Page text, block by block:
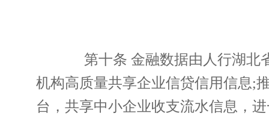
第十条 金融数据由人行湖北省
机构高质量共享企业信贷信用信息;
台，共享中小企业收支流水信息，